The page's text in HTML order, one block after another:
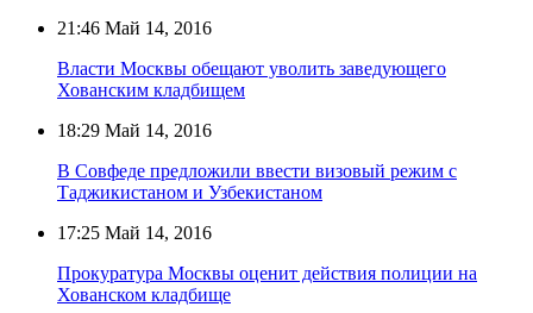
21:46 Май 14, 2016
Власти Москвы обещают уволить заведующего
Хованским кладбищем
18:29 Май 14, 2016
В Совфеде предложили ввести визовый режим с
Таджикистаном и Узбекистаном
17:25 Май 14, 2016
Прокуратура Москвы оценит действия полиции на
Хованском кладбище